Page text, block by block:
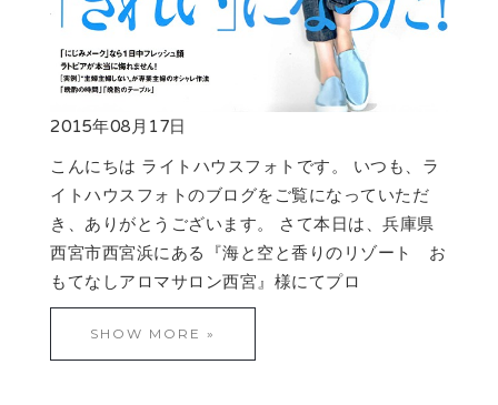
2015年08月17日
こんにちは ライトハウスフォトです。 いつも、ラ
イトハウスフォトのブログをご覧になっていただ
き、ありがとうございます。 さて本日は、兵庫県
西宮市西宮浜にある『海と空と香りのリゾート お
もてなしアロマサロン西宮』様にてプロ
SHOW MORE »